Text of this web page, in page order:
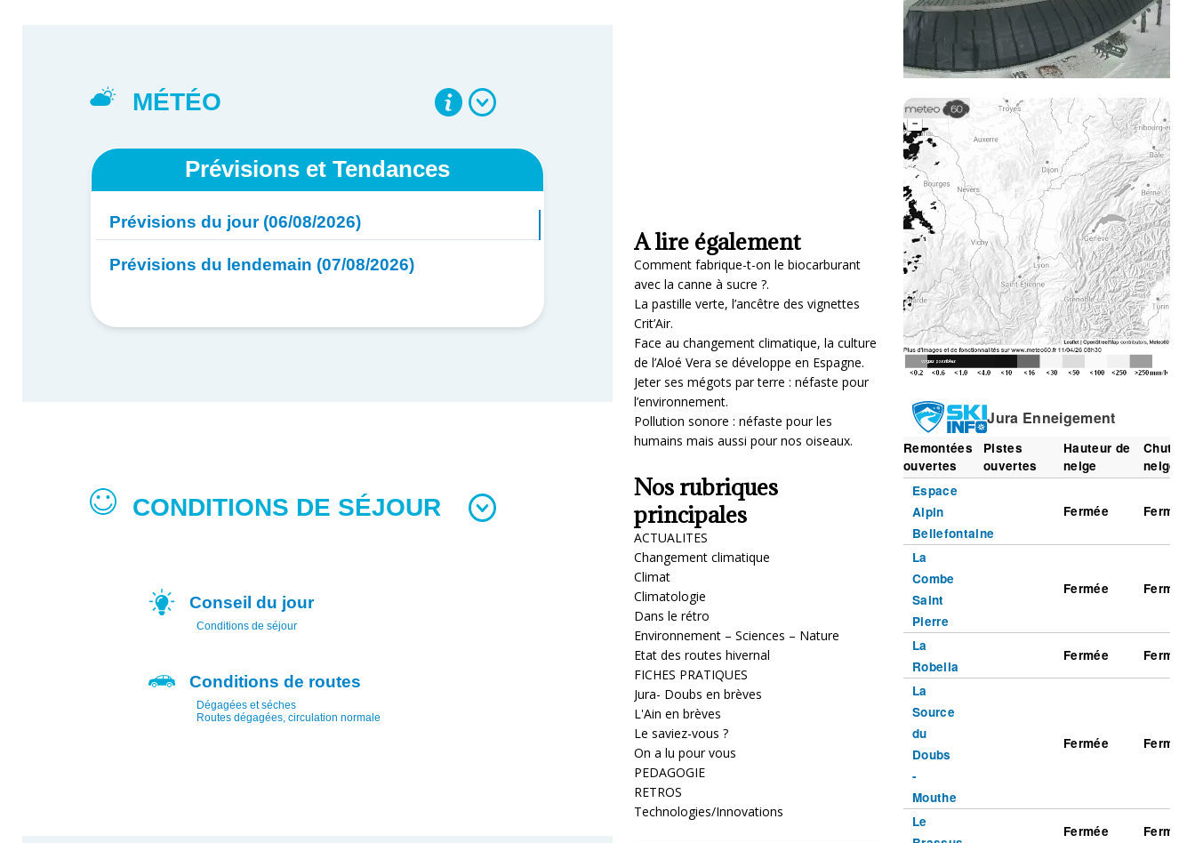
A lire également
Comment fabrique-t-on le biocarburant
avec la canne à sucre ?.
La pastille verte, l’ancêtre des vignettes
Crit’Air.
Face au changement climatique, la culture
de l’Aloé Vera se développe en Espagne.
Jeter ses mégots par terre : néfaste pour
l’environnement.
Pollution sonore : néfaste pour les
humains mais aussi pour nos oiseaux.
Nos rubriques
principales
ACTUALITES
Changement climatique
Climat
Climatologie
Dans le rétro
Environnement – Sciences – Nature
Etat des routes hivernal
FICHES PRATIQUES
Jura- Doubs en brèves
L'Ain en brèves
Le saviez-vous ?
On a lu pour vous
PEDAGOGIE
RETROS
Technologies/Innovations